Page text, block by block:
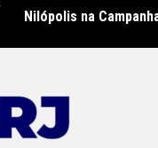
Nilópolis na
Prefeitura de Niterói